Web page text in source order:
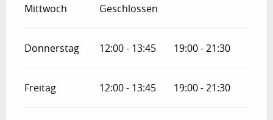
Mittwoch Geschlossen
Donnerstag 12:00 - 13:45 19:00 - 21:30
Freitag 12:00 - 13:45 19:00 - 21:30